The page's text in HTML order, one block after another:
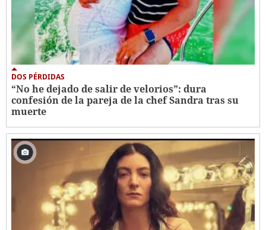
DOS PÉRDIDAS
“No he dejado de salir de velorios”: dura
confesión de la pareja de la chef Sandra tras su
muerte